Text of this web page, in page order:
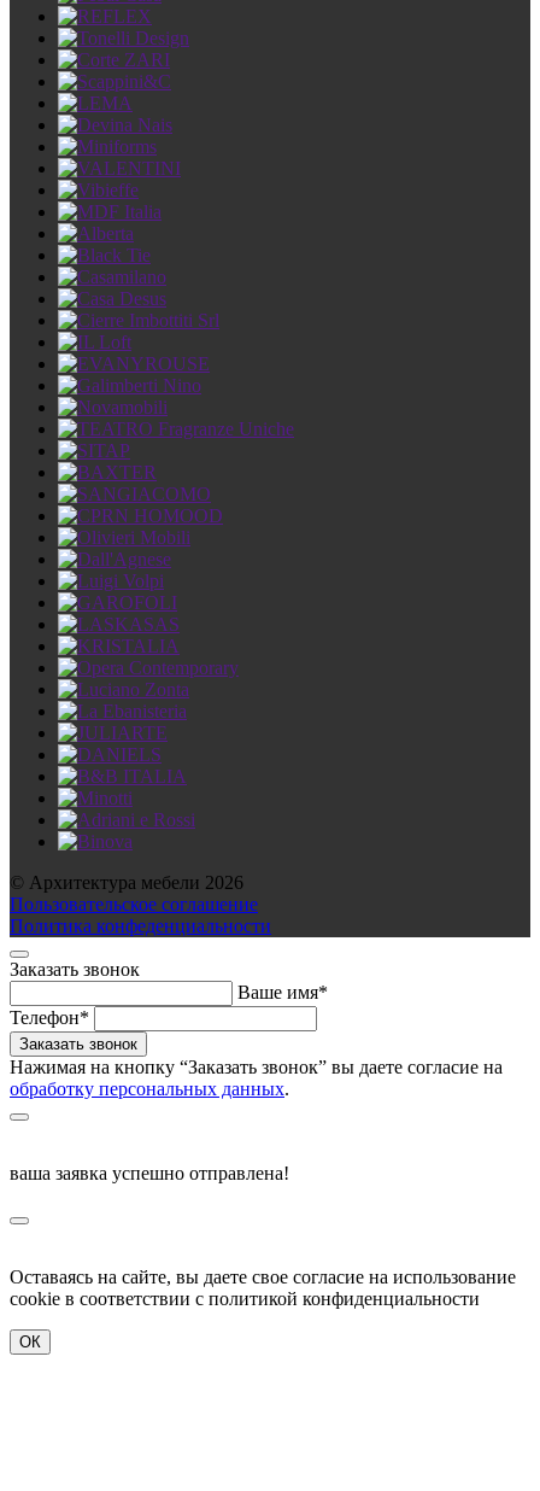
© Архитектура мебели 2026
Пользовательское соглашение
Политика конфеденциальности
Заказать звонок
Ваше имя*
Телефон*
Нажимая на кнопку “Заказать звонок” вы даете согласие на
обработку персональных данных.
ваша заявка успешно отправлена!
Оставаясь на сайте, вы даете свое согласие на использование
cookie в соответствии c политикой конфиденциальности
ОК